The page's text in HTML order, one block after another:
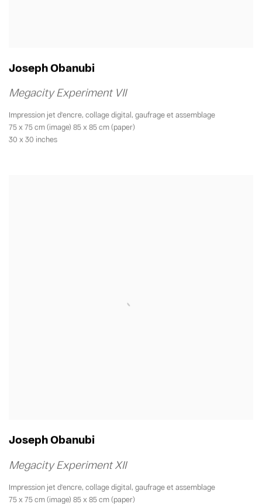
Joseph Obanubi
Megacity Experiment VII
Impression jet d'encre, collage digital, gaufrage et assemblage
75 x 75 cm (image) 85 x 85 cm (paper)
30 x 30 inches
Joseph Obanubi
Megacity Experiment XII
Impression jet d'encre, collage digital, gaufrage et assemblage
75 x 75 cm (image) 85 x 85 cm (paper)